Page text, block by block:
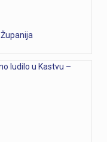
Županija